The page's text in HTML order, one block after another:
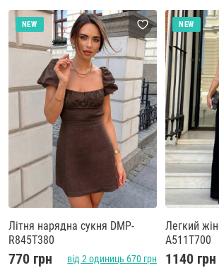
NEW
Літня нарядна сукня DMP-
R845T380
770 грн від 2 одиниць 670 грн
NEW
Легкий
A511T700
1140 грн